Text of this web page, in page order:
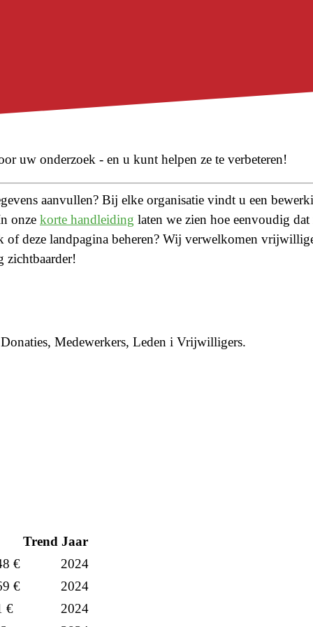
uw onderzoek - en u kunt helpen ze te verbeteren!
aanvullen? Bij elke organisatie vindt u een
onze korte handleiding laten we zien hoe eenvoudig dat
deze landpagina beheren? Wij verwelkomen
zichtbaarder!
Medewerkers, Leden i Vrijwilligers.
Trend Jaar
€
2024
€
2024
€
2024